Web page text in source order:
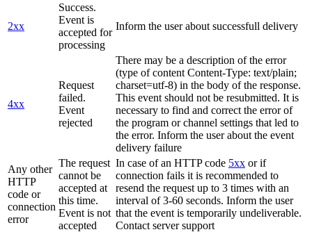
2xx
Success.
Event is
accepted for
processing
Inform the user about successfull delivery
4xx
Request
failed.
Event
rejected
There may be a description of the error
(type of content Content-Type: text/plain;
charset=utf-8) in the body of the response.
This event should not be resubmitted. It is
necessary to find and correct the error of
the program or channel settings that led to
the error. Inform the user about the event
delivery failure
Any other
HTTP
code or
connection
error
The request
cannot be
accepted at
this time.
Event is not
accepted
In case of an HTTP code 5xx or if
connection fails it is recommended to
resend the request up to 3 times with an
interval of 3-60 seconds. Inform the user
that the event is temporarily undeliverable.
Contact server support